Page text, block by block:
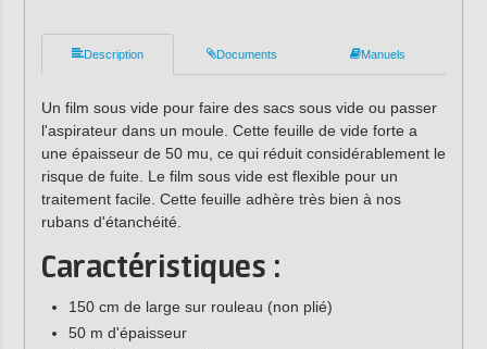
Description Documents Manuels
Un film sous vide pour faire des sacs sous vide ou passer
l'aspirateur dans un moule. Cette feuille de vide forte a
une épaisseur de 50 mu, ce qui réduit considérablement le
risque de fuite. Le film sous vide est flexible pour un
traitement facile. Cette feuille adhère très bien à nos
rubans d'étanchéité.
Caractéristiques :
150 cm de large sur rouleau (non plié)
50 m d'épaisseur